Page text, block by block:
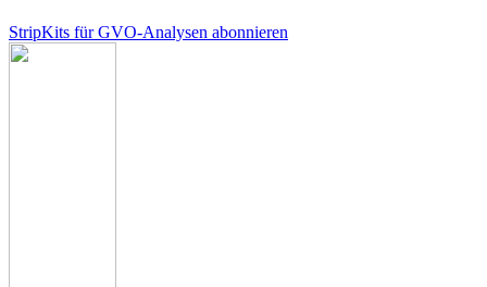
StripKits für GVO-Analysen abonnieren